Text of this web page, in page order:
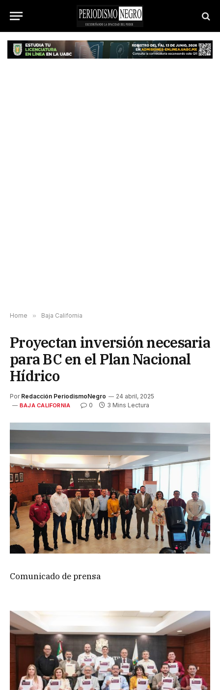
Home » Baja California
Proyectan inversión necesaria
para BC en el Plan Nacional
Hídrico
Por Redacción PeriodismoNegro 24 abril, 2025
BAJA CALIFORNIA 0 3 Mins Lectura
Comunicado de prensa